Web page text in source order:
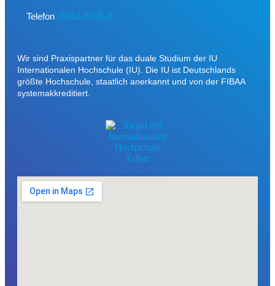
Telefon 09661/8705-0
Wir sind Praxispartner für das duale Studium der IU
Internationalen Hochschule (IU). Die IU ist Deutschlands
größte Hochschule, staatlich anerkannt und von der FIBAA
systemakkreditiert.